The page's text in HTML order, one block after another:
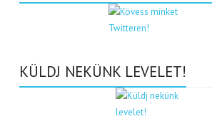
KÜLDJ NEKÜNK LEVELET!